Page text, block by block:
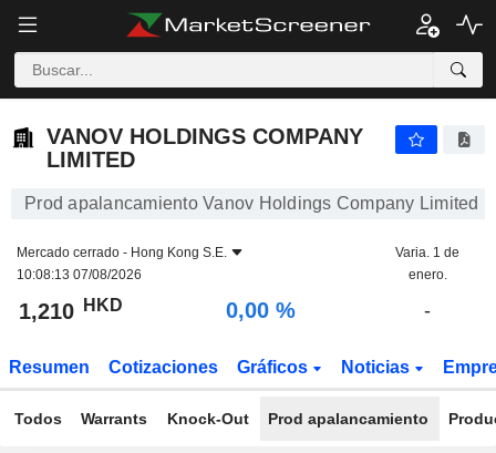
VANOV HOLDINGS COMPANY
LIMITED
Prod apalancamiento Vanov Holdings Company Limited
Mercado cerrado - Hong Kong S.E.
10:08:13 07/08/2026
Varia. 1 de
enero.
1,210 HKD 0,00 % -
Resumen Cotizaciones Gráficos Noticias
Todos Warrants Knock-Out Prod apalancamiento